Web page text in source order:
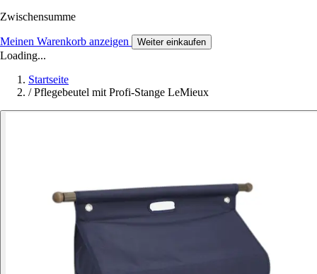
Zwischensumme
Meinen Warenkorb anzeigen Weiter einkaufen
Loading...
Startseite
/ Pflegebeutel mit Profi-Stange LeMieux